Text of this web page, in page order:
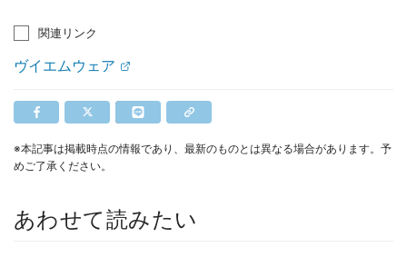
関連リンク
ヴイエムウェア
※本記事は掲載時点の情報であり、最新のものとは異なる場合があります。予
めご了承ください。
あわせて読みたい